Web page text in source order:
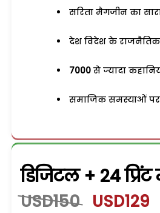
सरिता मैगजीन का
देश विदेश के राजनैतिक
7000 से ज्यादा
समाजिक समस्याओं
डिजिटल + 24
USD150 USD129